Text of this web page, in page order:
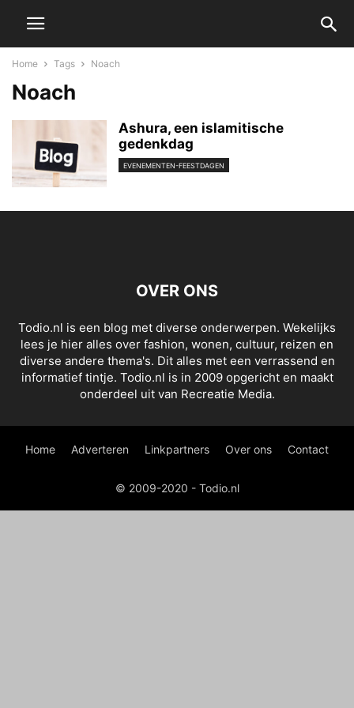
Home Tags Noach
Noach
Ashura, een islamitische
gedenkdag
EVENEMENTEN-FEESTDAGEN
OVER ONS
Todio.nl is een blog met diverse onderwerpen. Wekelijks
lees je hier alles over fashion, wonen, cultuur, reizen en
diverse andere thema's. Dit alles met een verrassend en
informatief tintje. Todio.nl is in 2009 opgericht en maakt
onderdeel uit van Recreatie Media.
Home Adverteren Linkpartners Over ons Contact
© 2009-2020 - Todio.nl